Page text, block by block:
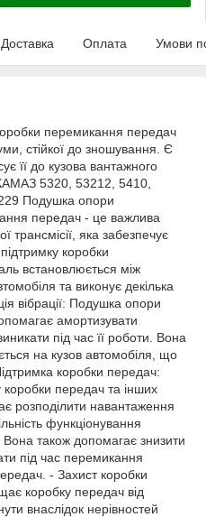
Доставка Оплата Умови
перемикання передач
стійкої до зношування. Є
її до кузова вантажного
5320, 53212, 5410,
Подушка опори
передач - це важлива
трансмісії, яка забезпечує
коробки
встановлюється між
та виконує декілька
вібрації: Подушка опори
амортизувати
під час її роботи. Вона
на кузов автомобіля, що
коробки передач:
передач та інших
розподілити навантаження
функціонування
також допомагає знизити
під час перемикання
- Захист коробки
коробку передач від
внаслідок нерівностей